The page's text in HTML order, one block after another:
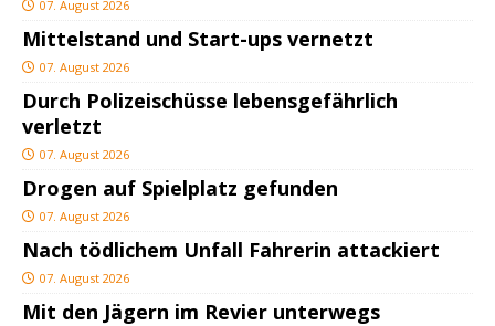
07. August 2026
Mittelstand und Start-ups vernetzt
07. August 2026
Durch Polizeischüsse lebensgefährlich
verletzt
07. August 2026
Drogen auf Spielplatz gefunden
07. August 2026
Nach tödlichem Unfall Fahrerin attackiert
07. August 2026
Mit den Jägern im Revier unterwegs